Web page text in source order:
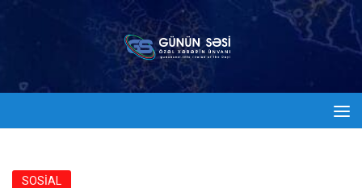
SOSİAL